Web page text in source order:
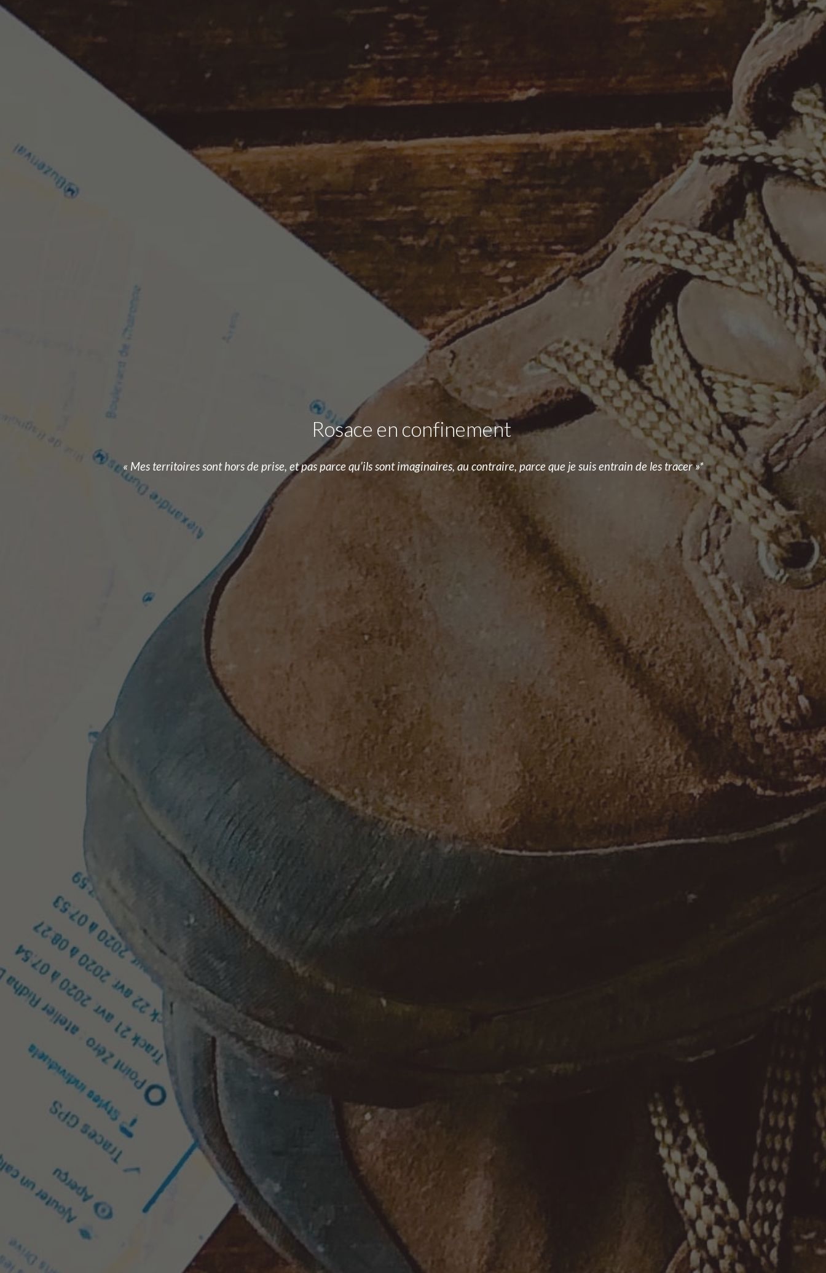
Rosace en confinement
« Mes territoires sont hors de prise, et pas parce qu’ils sont imaginaires, au contraire, parce que je suis entrain de les tracer »*